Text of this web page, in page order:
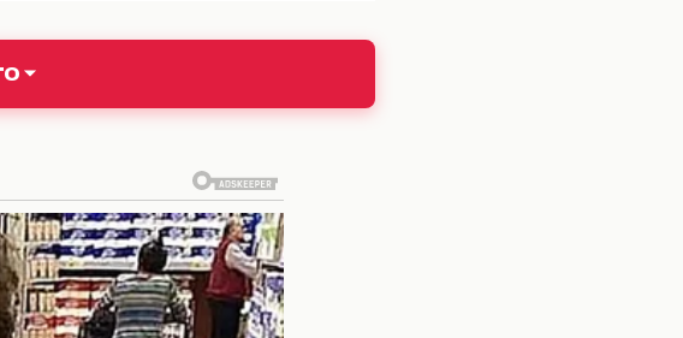
Madrid
modelo más sostenible, priorizando
se adapten al estilo del equipo.
asegurará que el club esté